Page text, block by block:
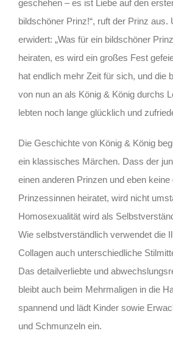
geschehen – es ist Liebe auf den
bildschöner Prinz!“, ruft der Prinz aus.
erwidert: „Was für ein bildschöner
heiraten, es wird ein großes Fest
hat endlich mehr Zeit für sich, und die
von nun an als König & König durchs
lebten noch lange glücklich und
Die Geschichte von König & König
ein klassisches Märchen. Dass der
einen anderen Prinzen und eben
Prinzessinnen heiratet, wird nicht
Homosexualität wird als
Wie selbstverständlich verwendet die
Collagen auch unterschiedliche
Das detailverliebte und
bleibt auch beim Mehrmaligen in die
spannend und lädt Kinder sowie
und Schmunzeln ein.